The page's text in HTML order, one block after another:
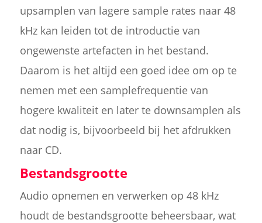
upsamplen van lagere sample rates naar 48
kHz kan leiden tot de introductie van
ongewenste artefacten in het bestand.
Daarom is het altijd een goed idee om op te
nemen met een samplefrequentie van
hogere kwaliteit en later te downsamplen als
dat nodig is, bijvoorbeeld bij het afdrukken
naar CD.
Bestandsgrootte
Audio opnemen en verwerken op 48 kHz
houdt de bestandsgrootte beheersbaar, wat